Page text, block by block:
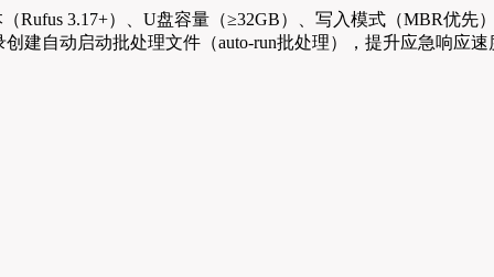
Rufus 3.17+）、U盘容量（≥32GB）、写入模式（MBR优
建自动启动批处理文件（auto-run批处理），提升应急响应速